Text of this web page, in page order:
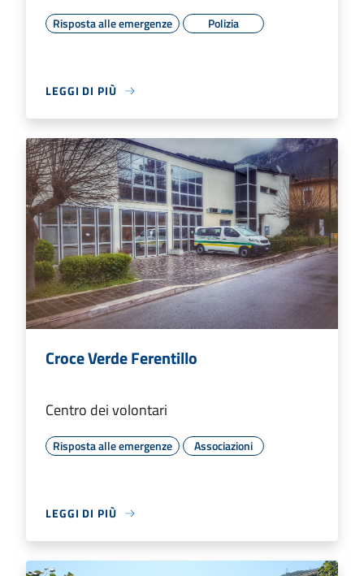
Risposta alle emergenze Polizia
LEGGI DI PIÙ
Croce Verde Ferentillo
Centro dei volontari
Risposta alle emergenze Associazioni
LEGGI DI PIÙ